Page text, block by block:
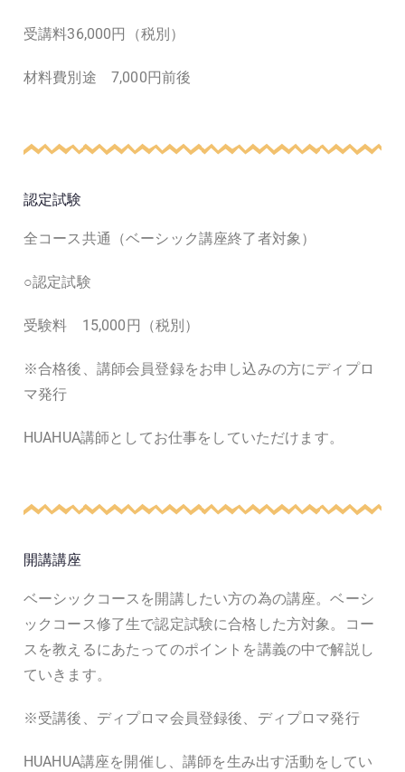
受講料36,000円（税別）
材料費別途 7,000円前後
認定試験
全コース共通（ベーシック講座終了者対象）
○認定試験
受験料 15,000円（税別）
※合格後、講師会員登録をお申し込みの方にディプロ
マ発行
HUAHUA講師としてお仕事をしていただけます。
開講講座
ベーシックコースを開講したい方の為の講座。ベーシ
ックコース修了生で認定試験に合格した方対象。コー
スを教えるにあたってのポイントを講義の中で解説し
ていきます。
※受講後、ディプロマ会員登録後、ディプロマ発行
HUAHUA講座を開催し、講師を生み出す活動をしてい